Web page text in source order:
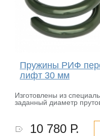
Пружины РИФ
лифт 30 мм
Изготовлены из
заданный диаметр
10 780 Р.